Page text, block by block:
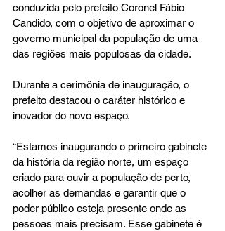
conduzida pelo prefeito Coronel Fábio
Candido, com o objetivo de aproximar o
governo municipal da população de uma
das regiões mais populosas da cidade.
Durante a cerimônia de inauguração, o
prefeito destacou o caráter histórico e
inovador do novo espaço.
“Estamos inaugurando o primeiro gabinete
da história da região norte, um espaço
criado para ouvir a população de perto,
acolher as demandas e garantir que o
poder público esteja presente onde as
pessoas mais precisam. Esse gabinete é